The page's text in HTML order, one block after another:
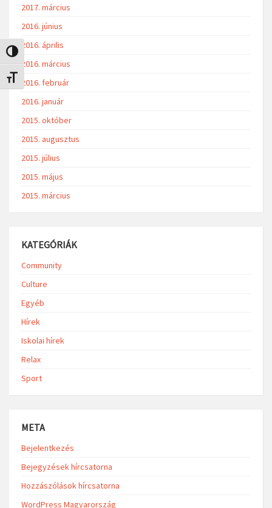
Nagy kontraszt váltása
Betűméret váltása
2017. március
2016. június
2016. április
2016. március
2016. február
2016. január
2015. október
2015. augusztus
2015. július
2015. május
2015. március
KATEGÓRIÁK
Community
Culture
Egyéb
Hírek
Iskolai hírek
Relax
Sport
META
Bejelentkezés
Bejegyzések hírcsatorna
Hozzászólások hírcsatorna
WordPress Magyarország